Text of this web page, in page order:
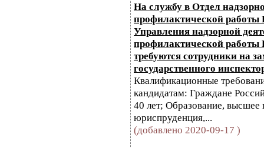
На службу в Отдел
профилактической работы
Управления надзорной
профилактической
требуются сотрудники на
государственного
Квалификационные
кандидатам: Граждане
40 лет; Образование, высшее
юриспруденция,...
(добавлено 2020-09-17 )